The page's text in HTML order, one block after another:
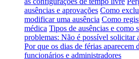
ausências e aprovações Como
modificar uma ausência Como
médica Tipos de ausências e como
problemas: Não é possível solicitar
Por que os dias de férias aparecem
funcionários e administradores